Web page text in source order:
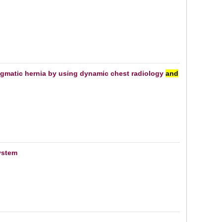
hernia by using dynamic chest radiology and